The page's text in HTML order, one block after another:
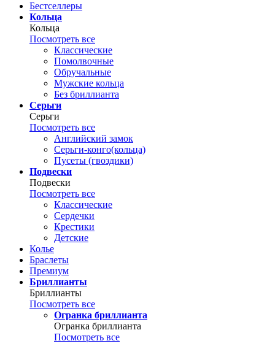
Бестселлеры
Кольца
Кольца
Посмотреть все
Классические
Помолвочные
Обручальные
Мужские кольца
Без бриллианта
Серьги
Серьги
Посмотреть все
Английский замок
Серьги-конго(кольца)
Пусеты (гвоздики)
Подвески
Подвески
Посмотреть все
Классические
Сердечки
Крестики
Детские
Колье
Браслеты
Премиум
Бриллианты
Бриллианты
Посмотреть все
Огранка бриллианта
Огранка бриллианта
Посмотреть все